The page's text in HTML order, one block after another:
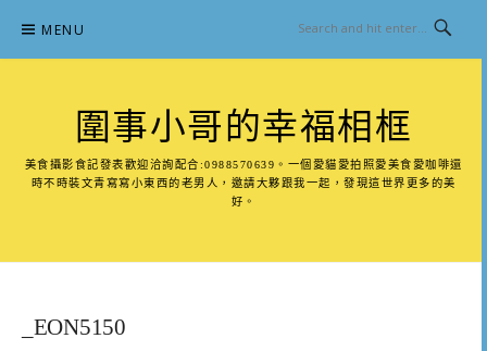
content
MENU
圍事小哥的幸福相框
美食攝影食記發表歡迎洽詢配合:0988570639。一個愛貓愛拍照愛美食愛咖啡還
時不時裝文青寫寫小東西的老男人，邀請大夥跟我一起，發現這世界更多的美
好。
_EON5150